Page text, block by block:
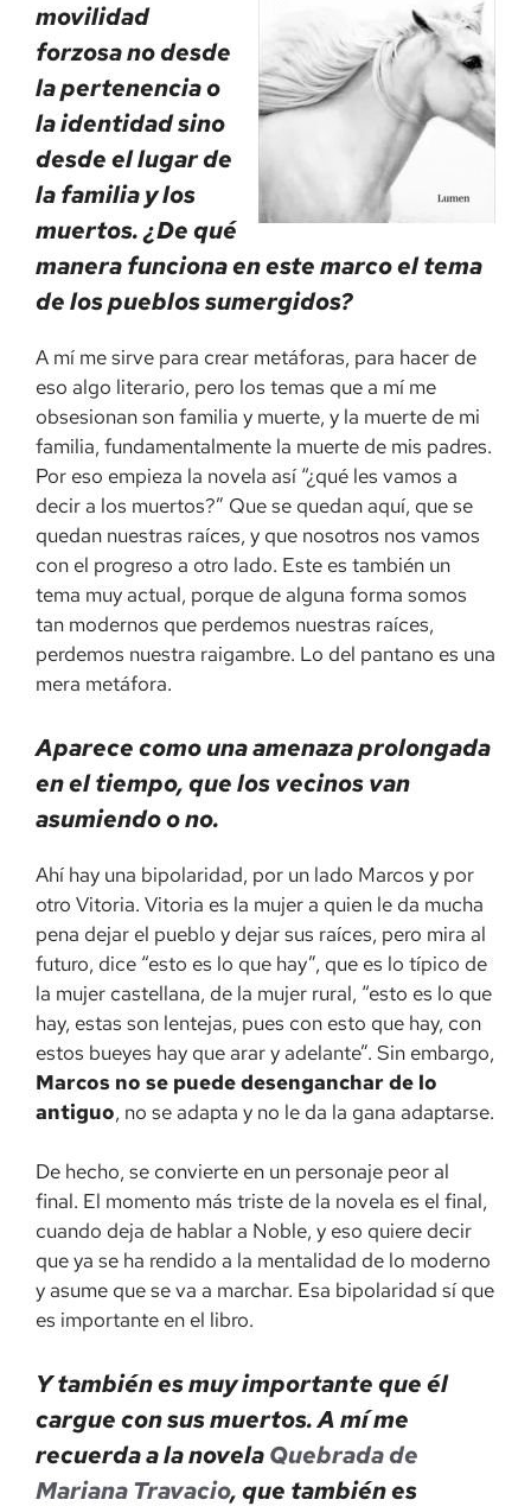
movilidad
forzosa no desde
la pertenencia o
la identidad sino
desde el lugar de
la familia y los
muertos. ¿De qué
manera funciona en este marco el tema
de los pueblos sumergidos?
A mí me sirve para crear metáforas, para hacer de
eso algo literario, pero los temas que a mí me
obsesionan son familia y muerte, y la muerte de mi
familia, fundamentalmente la muerte de mis padres.
Por eso empieza la novela así “¿qué les vamos a
decir a los muertos?” Que se quedan aquí, que se
quedan nuestras raíces, y que nosotros nos vamos
con el progreso a otro lado. Este es también un
tema muy actual, porque de alguna forma somos
tan modernos que perdemos nuestras raíces,
perdemos nuestra raigambre. Lo del pantano es una
mera metáfora.
Aparece como una amenaza prolongada
en el tiempo, que los vecinos van
asumiendo o no.
Ahí hay una bipolaridad, por un lado Marcos y por
otro Vitoria. Vitoria es la mujer a quien le da mucha
pena dejar el pueblo y dejar sus raíces, pero mira al
futuro, dice “esto es lo que hay”, que es lo típico de
la mujer castellana, de la mujer rural, “esto es lo que
hay, estas son lentejas, pues con esto que hay, con
estos bueyes hay que arar y adelante”. Sin embargo,
Marcos no se puede desenganchar de lo
antiguo, no se adapta y no le da la gana adaptarse.
De hecho, se convierte en un personaje peor al
final. El momento más triste de la novela es el final,
cuando deja de hablar a Noble, y eso quiere decir
que ya se ha rendido a la mentalidad de lo moderno
y asume que se va a marchar. Esa bipolaridad sí que
es importante en el libro.
Y también es muy importante que él
cargue con sus muertos. A mí me
recuerda a la novelaQuebradade
Mariana Travacio, que también es